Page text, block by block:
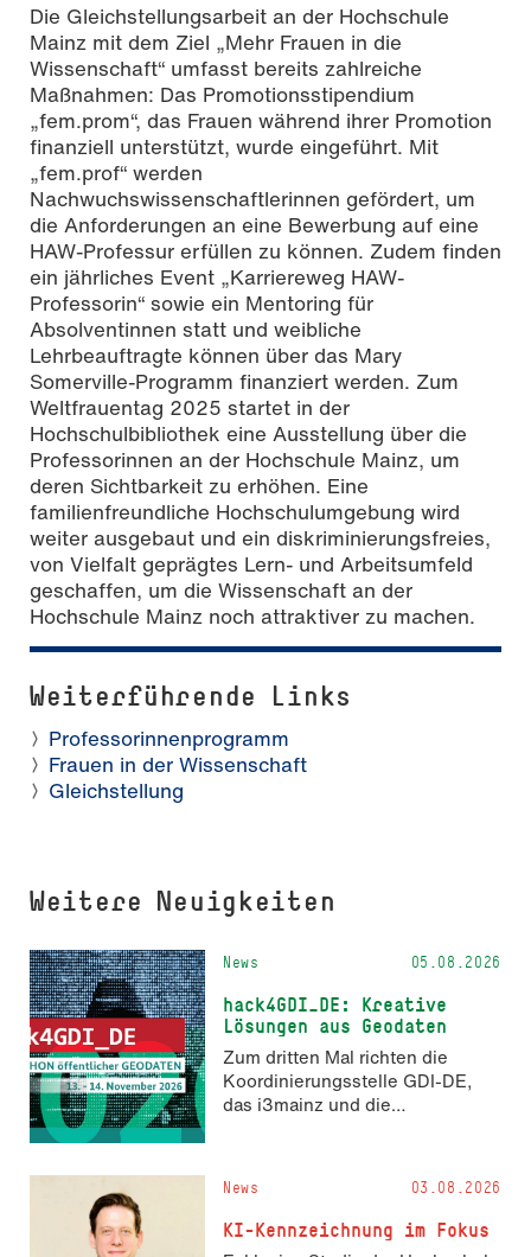
Die Gleichstellungsarbeit an der Hochschule
Mainz mit dem Ziel „Mehr Frauen in die
Wissenschaft“ umfasst bereits zahlreiche
Maßnahmen: Das Promotionsstipendium
„fem.prom“, das Frauen während ihrer Promotion
finanziell unterstützt, wurde eingeführt. Mit
„fem.prof“ werden
Nachwuchswissenschaftlerinnen gefördert, um
die Anforderungen an eine Bewerbung auf eine
HAW-Professur erfüllen zu können. Zudem finden
ein jährliches Event „Karriereweg HAW-
Professorin“ sowie ein Mentoring für
Absolventinnen statt und weibliche
Lehrbeauftragte können über das Mary
Somerville-Programm finanziert werden. Zum
Weltfrauentag 2025 startet in der
Hochschulbibliothek eine Ausstellung über die
Professorinnen an der Hochschule Mainz, um
deren Sichtbarkeit zu erhöhen. Eine
familienfreundliche Hochschulumgebung wird
weiter ausgebaut und ein diskriminierungsfreies,
von Vielfalt geprägtes Lern- und Arbeitsumfeld
geschaffen, um die Wissenschaft an der
Hochschule Mainz noch attraktiver zu machen.
Weiterführende Links
Professorinnenprogramm
Frauen in der Wissenschaft
Gleichstellung
Weitere Neuigkeiten
News 05.08.2026
hack4GDI_DE: Kreative
Lösungen aus Geodaten
Zum dritten Mal richten die
Koordinierungsstelle GDI-DE,
das i3mainz und die
und 14. November 2026 den
Hackathon hack4GDI_DE an der
Hochschule Mainz aus. Die
Anmeldung ist geöffnet und bis
News 03.08.2026
KI-Kennzeichnung im Fokus